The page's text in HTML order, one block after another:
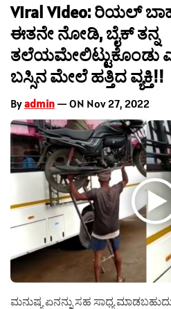
Viral Video: ರಿಯಲ್
ಈತನೇ ನೋಡಿ, ಬೈಕ್ ತನ್ನ
ತಲೆಯಮೇಲಿಟ್ಟುಕೊಂಡು
ಬಸ್ಸಿನ ಮೇಲೆ ಹತ್ತಿದ ವ್ಯಕ್ತಿ!!
Byadmin — ON Nov 27, 2022
ಮನುಷ್ಯ ಏನನ್ನು ಸಹ ಸಾಧ್ಯ